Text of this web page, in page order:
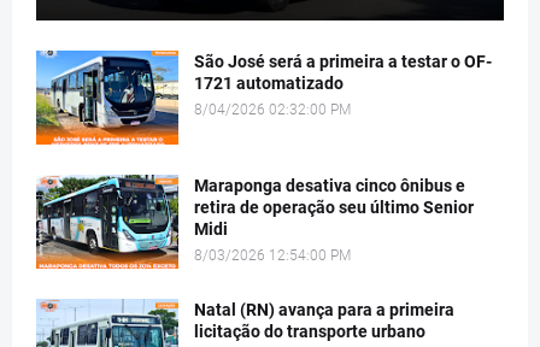
São José será a primeira a testar o OF-
1721 automatizado
8/04/2026 02:32:00 PM
Maraponga desativa cinco ônibus e
retira de operação seu último Senior
Midi
8/03/2026 12:54:00 PM
Natal (RN) avança para a primeira
licitação do transporte urbano